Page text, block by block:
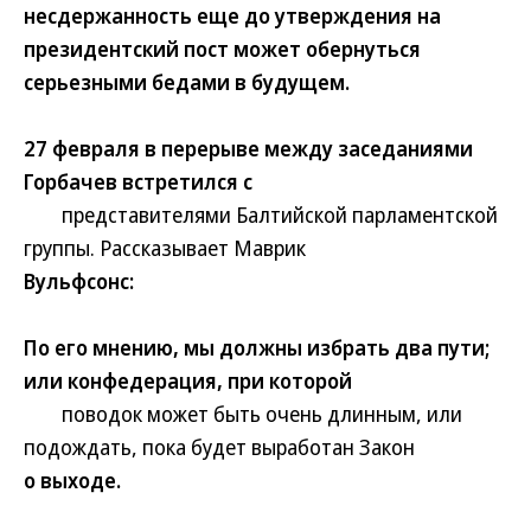
несдержанность еще до утверждения на
президентский пост может обернуться
серьезными бедами в будущем.
27 февраля в перерыве между заседаниями
Горбачев встретился с
представителями Балтийской парламентской
группы. Рассказывает Маврик
Вульфсонс:
По его мнению, мы должны избрать два пути;
или конфедерация, при которой
поводок может быть очень длинным, или
подождать, пока будет выработан Закон
о выходе.